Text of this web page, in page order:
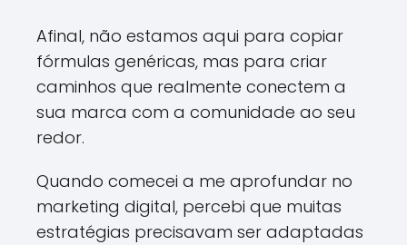
Afinal, não estamos aqui para copiar
fórmulas genéricas, mas para criar
caminhos que realmente conectem a
sua marca com a comunidade ao seu
redor.
Quando comecei a me aprofundar no
marketing digital, percebi que muitas
estratégias precisavam ser adaptadas